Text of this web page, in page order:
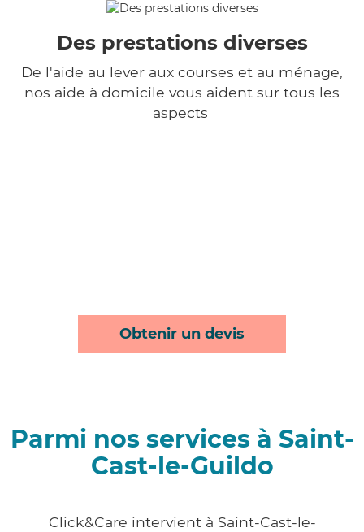
Des prestations diverses
De l'aide au lever aux courses et au ménage,
nos aide à domicile vous aident sur tous les
aspects
Obtenir un devis
Parmi nos services à Saint-
Cast-le-Guildo
Click&Care intervient à Saint-Cast-le-